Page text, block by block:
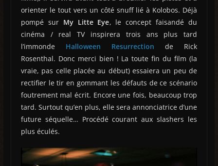
orienter le tout vers un côté snuff lié à Kolobos. Déjà
pompé sur My Litte Eye, le concept faisandé du
cinéma / real TV inspirera trois ans plus tard
l’immonde Halloween Resurrection de Rick
Rosenthal. Donc merci bien ! La toute fin du film (la
vraie, pas celle placée au début) essaiera un peu de
rectifier le tir en gommant les défauts de ce scénario
foutrement mal écrit. Encore une fois, beaucoup trop
tard. Surtout qu’en plus, elle sera annonciatrice d’une
future séquelle… Procédé courant aux slashers les
plus éculés.